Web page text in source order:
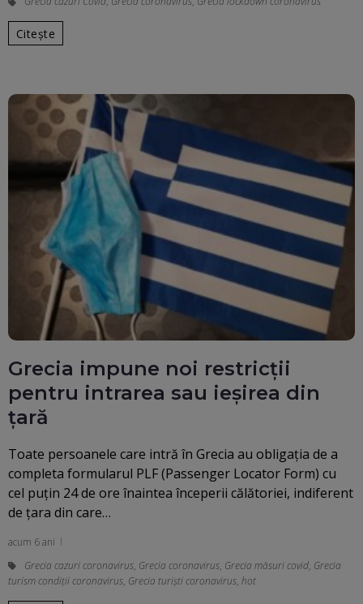
Citește
Grecia impune noi restricţii
pentru intrarea sau ieşirea din
ţară
Toate persoanele care intră în Grecia au obligaţia de a
completa formularul PLF (Passenger Locator Form) cu
cel puţin 24 de ore înaintea începerii călătoriei, indiferent
de ţara din care…
acum 6 ani
Grecia cazuri coronavirus, Grecia coronavirus, Grecia măsuri covid, Grecia
turism condiții coronavirus, Grecia turiști coronavirus, hot